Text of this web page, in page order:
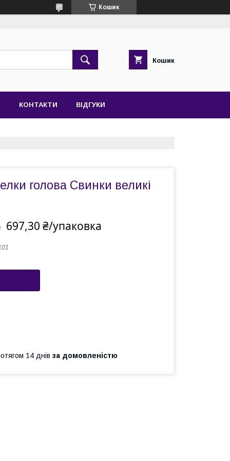
Кошик
Кошик
КОНТАКТИ ВІДГУКИ
голова Свинки великі
697,30 ₴/упаковка
14 днів за домовленістю